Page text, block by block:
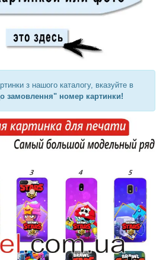
з нашого каталогу, вказуйте в
замовлення" номер картинки!